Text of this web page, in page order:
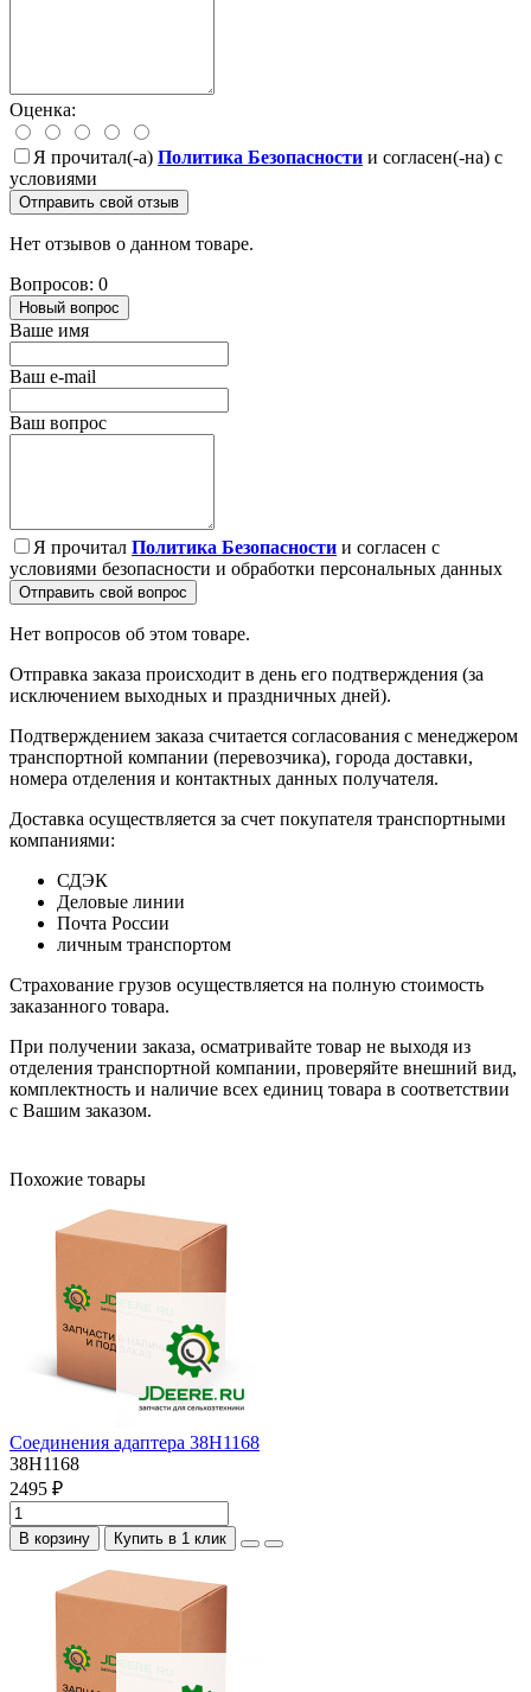
Оценка:
Я прочитал(-а) Политика Безопасности и согласен(-на) с
условиями
Отправить свой отзыв
Нет отзывов о данном товаре.
Вопросов: 0
Новый вопрос
Ваше имя
Ваш e-mail
Ваш вопрос
Я прочитал Политика Безопасности и согласен с
условиями безопасности и обработки персональных данных
Отправить свой вопрос
Нет вопросов об этом товаре.
Отправка заказа происходит в день его подтверждения (за
исключением выходных и праздничных дней).
Подтверждением заказа считается согласования с менеджером
транспортной компании (перевозчика), города доставки,
номера отделения и контактных данных получателя.
Доставка осуществляется за счет покупателя транспортными
компаниями:
СДЭК
Деловые линии
Почта России
личным транспортом
Страхование грузов осуществляется на полную стоимость
заказанного товара.
При получении заказа, осматривайте товар не выходя из
отделения транспортной компании, проверяйте внешний вид,
комплектность и наличие всех единиц товара в соответствии
с Вашим заказом.
Похожие товары
Соединения адаптера 38H1168
38H1168
2495 ₽
В корзину Купить в 1 клик